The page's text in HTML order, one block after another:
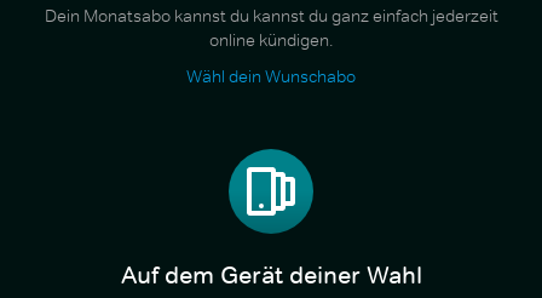
Dein Monatsabo kannst du kannst du ganz einfach jederzeit
online kündigen.
Wähl dein Wunschabo
Auf dem Gerät deiner Wahl